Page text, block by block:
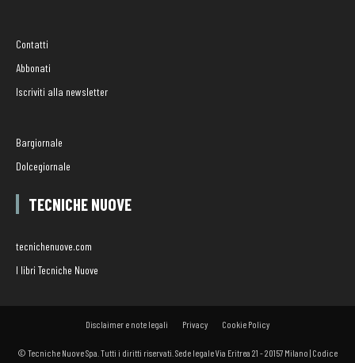
Contatti
Abbonati
Iscriviti alla newsletter
Bargiornale
Dolcegiornale
TECNICHE NUOVE
tecnichenuove.com
I libri Tecniche Nuove
Disclaimer e note legali Privacy Cookie Policy
© Tecniche Nuove Spa. Tutti i diritti riservati. Sede legale Via Eritrea 21 - 20157 Milano | Codice